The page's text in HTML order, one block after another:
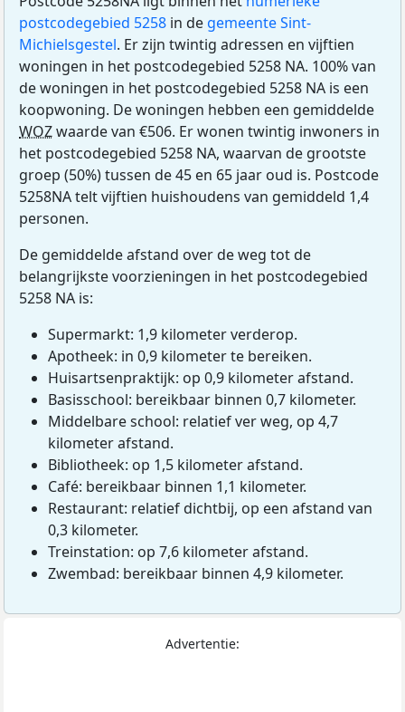
postcodegebied 5258 in de gemeente Sint-
Michielsgestel. Er zijn twintig adressen en vijftien
woningen in het postcodegebied 5258 NA. 100% van
de woningen in het postcodegebied 5258 NA is een
koopwoning. De woningen hebben een gemiddelde
WOZwaarde van €506. Er wonen twintig inwoners in
het postcodegebied 5258 NA, waarvan de grootste
groep (50%) tussen de 45 en 65 jaar oud is. Postcode
5258NA telt vijftien huishoudens van gemiddeld 1,4
personen.
De gemiddelde afstand over de weg tot de
belangrijkste voorzieningen in het postcodegebied
5258 NA is:
Supermarkt: 1,9 kilometer verderop.
Apotheek: in 0,9 kilometer te bereiken.
Huisartsenpraktijk: op 0,9 kilometer afstand.
Basisschool: bereikbaar binnen 0,7 kilometer.
Middelbare school: relatief ver weg, op 4,7
kilometer afstand.
Bibliotheek: op 1,5 kilometer afstand.
Café: bereikbaar binnen 1,1 kilometer.
Restaurant: relatief dichtbij, op een afstand van
0,3 kilometer.
Treinstation: op 7,6 kilometer afstand.
Zwembad: bereikbaar binnen 4,9 kilometer.
Advertentie: